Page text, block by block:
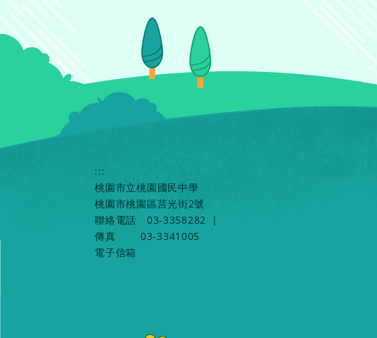
:::
桃園市立桃園國民中學
桃園市桃園區莒光街2號
聯絡電話
03-3358282
|
傳真
03-3341005
電子信箱